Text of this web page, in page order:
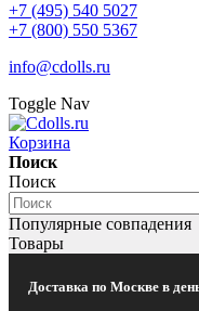
+7 (495) 540 5027
+7 (800) 550 5367
info@cdolls.ru
Toggle Nav
Корзина
Поиск
Поиск
Популярные совпадения
Товары
Доставка по Москве в